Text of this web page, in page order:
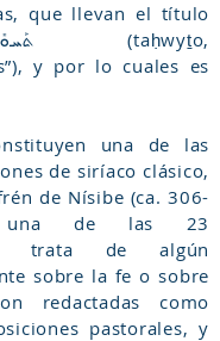
que llevan el título
y por lo cuales es
una de las
de siríaco clásico,
de Nísibe (ca. 306-
una de las 23
trata de algún
sobre la fe o sobre
redactadas como
pastorales, y